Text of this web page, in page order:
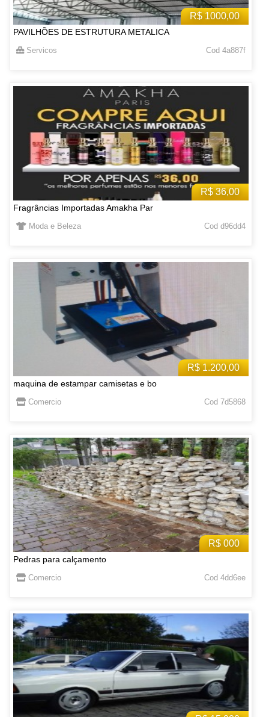
R$ 1000,00
PAVILHÕES DE ESTRUTURA METALICA
Servicos Cod 4a887f
R$ 36,00
Fragrâncias Importadas Amakha Par
Moda e Beleza Cod d96dd4
R$ 1.200,00
maquina de estampar camisetas e bo
Comercio Cod 7d5868
R$ 000
Pedras para calçamento
Comercio Cod 4dd6ee